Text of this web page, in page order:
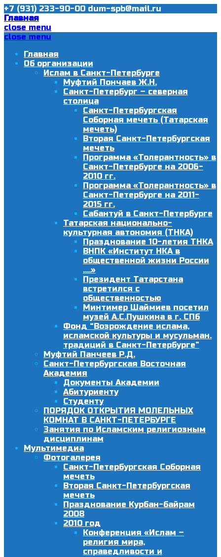
+7 (931) 233-90-00 dum-spb@mail.ru
Главная
close menu
close menu
Главная
Об организации
Ислам в Санкт-Петербурге
Муфтий Пончаев Ж.Н.
Санкт-Петербург – северная
столица
Санкт-Петербургская
Соборная мечеть (Татарская
мечеть)
Вторая Санкт-Петербургская
мечеть
Программа «Толерантность» в
Санкт-Петербурге на 2006-
2010 гг.
Программа «Толерантность» в
Санкт-Петербурге на 2011-
2015 гг.
Сабантуй в Санкт-Петербурге
Татарская национально-
культурная автономия (ТНКА)
Празднование 10-летия ТНКА
ВНПК «Институт НКА в
общественной жизни России
….»
Президент Татарстана
встретился с
общественностью
Минтимер Шаймиев посетил
музей А.С.Пушкина в г. СПб
Фонд “Возрождение ислама,
исламской культуры и мусульман.
традиций в Санкт-Петербурге”
Муфтий Панчеев Р.Д.
Санкт-Петербургская Восточная
Академия
Документы Академии
Абитуриенту
Студенту
ПОРЯДОК ОТКРЫТИЯ МОЛЕЛЬНЫХ
КОМНАТ В САНКТ-ПЕТЕРБУРГЕ
Занятия по Исламским религиозным
дисциплинам
Мультимедиа
Фотогалерея
Санкт-Петербургская Соборная
мечеть
Вторая Санкт-Петербургская
мечеть
Празднование Курбан-байрам
2008
2010 год
Конференция «Ислам –
религия мира,
справедливости и